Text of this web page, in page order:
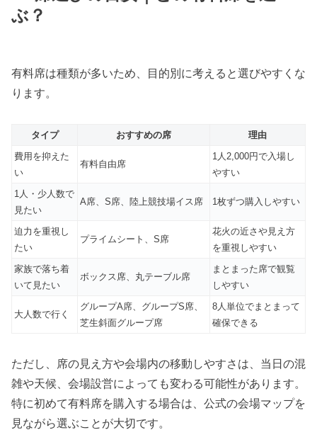
ぶ？
有料席は種類が多いため、目的別に考えると選びやすくな
ります。
タイプ おすすめの席
理由
費用を抑えた
い
有料自由席
1人2,000円で入場し
やすい
1人・少人数で
見たい
A席、S席、陸上競技場イス席 1枚ずつ購入しやすい
迫力を重視し
たい
プライムシート、S席
花火の近さや見え方
を重視しやすい
家族で落ち着
いて見たい
ボックス席、丸テーブル席
まとまった席で観覧
しやすい
大人数で行く
グループA席、グループS席、
芝生斜面グループ席
8人単位でまとまって
確保できる
ただし、席の見え方や会場内の移動しやすさは、当日の混
雑や天候、会場設営によっても変わる可能性があります。
特に初めて有料席を購入する場合は、公式の会場マップを
見ながら選ぶことが大切です。